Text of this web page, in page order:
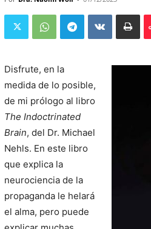
Disfrute, en la
medida de lo posible,
de mi prólogo al libro
The Indoctrinated
Brain, del Dr. Michael
Nehls. En este libro
que explica la
neurociencia de la
propaganda le helará
el alma, pero puede